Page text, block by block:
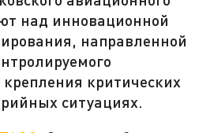
над инновационной
направленной
критических
ситуациях.